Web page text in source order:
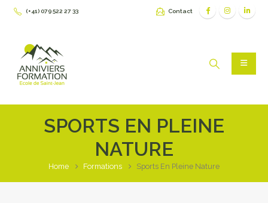
(+41) 079 522 27 33 Contact
SPORTS EN PLEINE
NATURE
Home Formations Sports En Pleine Nature